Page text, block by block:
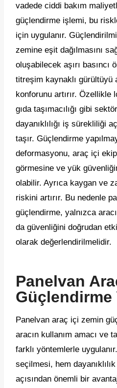
vadede ciddi bakım
güçlendirme işlemi, bu
için uygulanır.
zemine eşit dağılmasını
oluşabilecek aşırı basıncı
titreşim kaynaklı gürültüyü
konforunu artırır.
gıda taşımacılığı gibi
dayanıklılığı iş sürekliliği
taşır. Güçlendirme
deformasyonu, araç içi
görmesine ve yük
olabilir. Ayrıca kaygan ve
riskini artırır. Bu nedenle
güçlendirme, yalnızca
da güvenliğini doğrudan
olarak değerlendirilmelidir.
Panelvan
Güçlendirme
Panelvan araç içi zemin
aracın kullanım amacı ve
farklı yöntemlerle
seçilmesi, hem
açısından önemli bir